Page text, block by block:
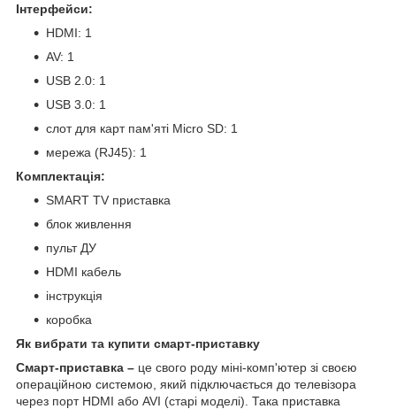
Інтерфейси:
HDMI: 1
AV: 1
USB 2.0: 1
USB 3.0: 1
слот для карт пам'яті Micro SD: 1
мережа (RJ45): 1
Комплектація:
SMART TV приставка
блок живлення
пульт ДУ
HDMI кабель
інструкція
коробка
Як вибрати та купити смарт-приставку
Смарт-приставка – це свого роду міні-комп'ютер зі своєю
операційною системою, який підключається до телевізора
через порт HDMI або AVI (старі моделі). Така приставка